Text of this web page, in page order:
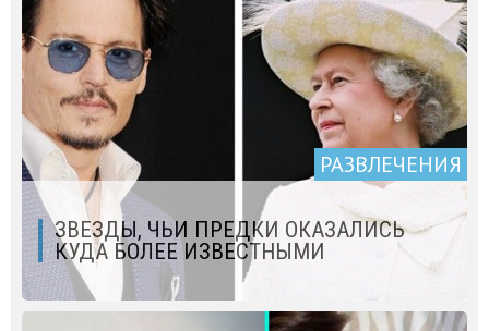
РАЗВЛЕЧЕНИЯ
ЗВЕЗДЫ, ЧЬИ ПРЕДКИ ОКАЗАЛИСЬ
КУДА БОЛЕЕ ИЗВЕСТНЫМИ